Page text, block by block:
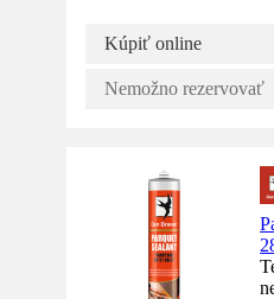
Kúpiť online
Nemožno rezervovať